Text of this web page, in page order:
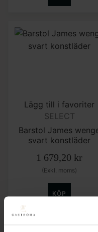
Lägg till i favoriter
SELECT
Barstol James
svart konstläder
1 679,20 kr
(Exkl. moms)
KÖP